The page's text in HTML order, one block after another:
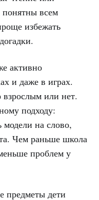
понятны всем
избежать
активно
и даже в играх.
или нет.
подходу:
модели на слово,
Чем раньше школа
проблем у
предметы дети